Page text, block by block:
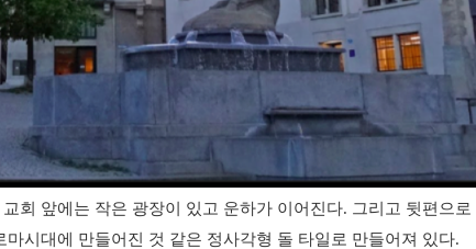
회 앞에는 작은 광장이 있고 운하가 이어진다. 그리고 뒷편으로
시대에 만들어진 것 같은 정사각형 돌 타일로 만들어져 있다.